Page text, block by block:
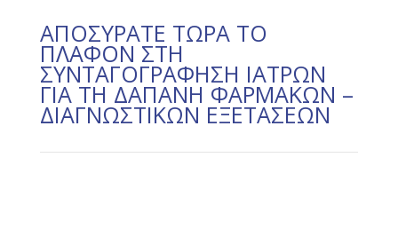
ΑΠΟΣΥΡΑΤΕ ΤΩΡΑ ΤΟ
ΠΛΑΦΟΝ ΣΤΗ
ΣΥΝΤΑΓΟΓΡΑΦΗΣΗ ΙΑΤΡΩΝ
ΓΙΑ ΤΗ ΔΑΠΑΝΗ ΦΑΡΜΑΚΩΝ –
ΔΙΑΓΝΩΣΤΙΚΩΝ ΕΞΕΤΑΣΕΩΝ